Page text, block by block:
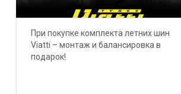
При покупке комплекта летних шин
Viatti – монтаж и балансировка в
подарок!